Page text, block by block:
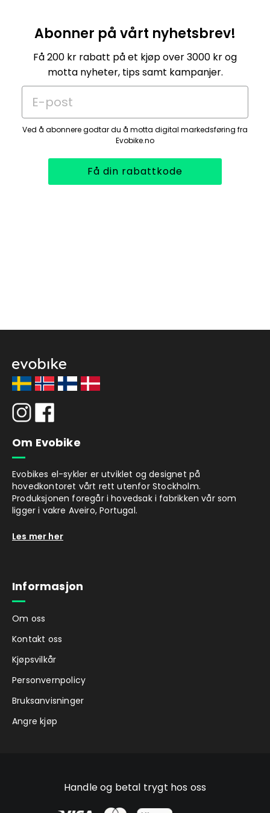
Abonner på vårt nyhetsbrev!
Få 200 kr rabatt på et kjøp over 3000 kr og
motta nyheter, tips samt kampanjer.
E-post
Ved å abonnere godtar du å motta digital markedsføring fra
Evobike.no
Få din rabattkode
Om Evobike
Evobikes el-sykler er utviklet og designet på
hovedkontoret vårt rett utenfor Stockholm.
Produksjonen foregår i hovedsak i fabrikken vår som
ligger i vakre Aveiro, Portugal.
Les mer her
Informasjon
Om oss
Kontakt oss
Kjøpsvilkår
Personvernpolicy
Bruksanvisninger
Angre kjøp
Handle og betal trygt hos oss